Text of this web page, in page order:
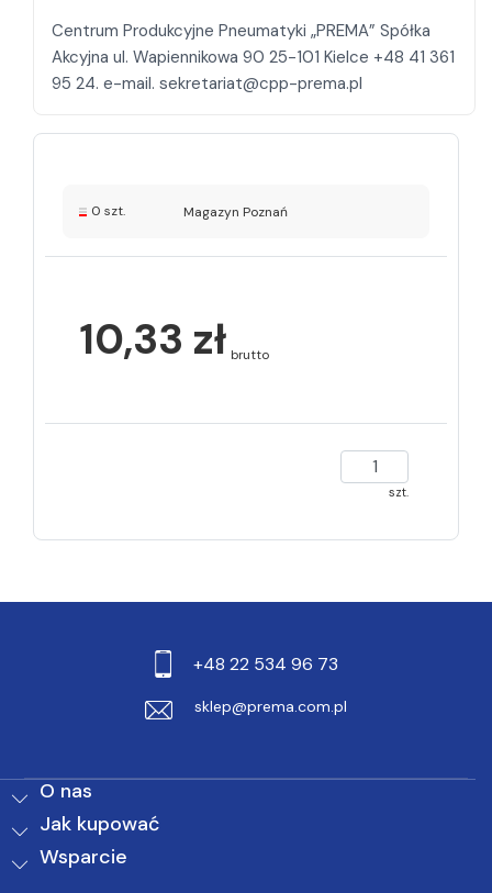
Centrum Produkcyjne Pneumatyki „PREMA” Spółka
Akcyjna ul. Wapiennikowa 90 25-101 Kielce +48 41 361
0 szt. Magazyn Poznań
10,33 zł brutto
szt.
+48 22 534 96 73
sklep@prema.com.pl
O nas
Jak kupować
Wsparcie